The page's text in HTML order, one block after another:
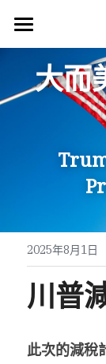
服務內容
服務地區
所有文章
聯絡我們
Facebook
大而
2025年8月1日
川普
此次的減稅